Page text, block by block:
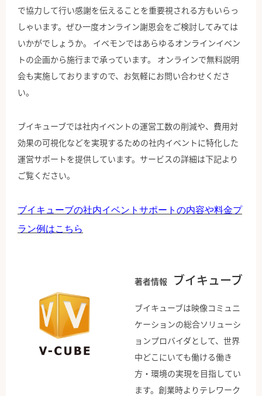
で協力して行い感謝を伝えることを重要視される方もいらっ
しゃいます。ぜひ一度オンライン謝恩会をご検討してみては
いかがでしょうか。 イベモンではあらゆるオンラインイベン
トの企画から施行まで承っています。 オンラインで無料説明
会も実施しておりますので、お気軽にお問い合わせくださ
い。
ブイキューブでは社内イベントの運営工数の削減や、費用対
効果の可視化などを実現するための社内イベントに特化した
運営サポートを提供しています。サービスの詳細は下記より
ご覧ください。
ブイキューブの社内イベントサポートの内容や料金プ
ラン例はこちら
著者情報 ブイキューブ
ブイキューブは映像コミュニ
ケーションの総合ソリューシ
ョンプロバイダとして、世界
中どこにいても働ける働き
方・環境の実現を目指してい
ます。創業時よりテレワーク